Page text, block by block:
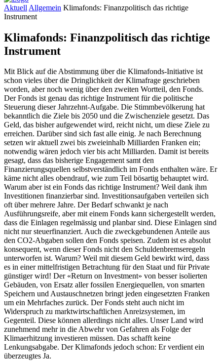
Aktuell Allgemein Klimafonds: Finanzpolitisch das richtige
Instrument
Klimafonds: Finanzpolitisch das richtige
Instrument
Mit Blick auf die Abstimmung über die Klimafonds-Initiative ist
schon vieles über die Dringlichkeit der Klimafrage geschrieben
worden, aber noch wenig über den zweiten Wortteil, den Fonds.
Der Fonds ist genau das richtige Instrument für die politische
Steuerung dieser Jahrzehnt-Aufgabe. Die Stimmbevölkerung hat
bekanntlich die Ziele bis 2050 und die Zwischenziele gesetzt. Das
Geld, das bisher aufgewendet wird, reicht nicht, um diese Ziele zu
erreichen. Darüber sind sich fast alle einig. Je nach Berechnung
setzen wir aktuell zwei bis zweieinhalb Milliarden Franken ein;
notwendig wären jedoch vier bis acht Milliarden. Damit ist bereits
gesagt, dass das bisherige Engagement samt den
Finanzierungsquellen selbstverständlich im Fonds enthalten wäre. Er
käme nicht alles obendrauf, wie zum Teil bösartig behauptet wird.
Warum aber ist ein Fonds das richtige Instrument? Weil dank ihm
Investitionen finanzierbar sind. Investitionsaufgaben verteilen sich
oft über mehrere Jahre. Der Bedarf schwankt je nach
Ausführungsreife, aber mit einem Fonds kann sichergestellt werden,
dass die Einlagen regelmässig und planbar sind. Diese Einlagen sind
nicht nur steuerfinanziert. Auch die zweckgebundenen Anteile aus
den CO2-Abgaben sollen den Fonds speisen. Zudem ist es absolut
konsequent, wenn dieser Fonds nicht den Schuldenbremseregeln
unterworfen ist. Warum? Weil mit diesem Geld bewirkt wird, dass
es in einer mittelfristigen Betrachtung für den Staat und für Private
günstiger wird! Der «Return on Investment» von besser isolierten
Gebäuden, von Ersatz aller fossilen Energiequellen, von smarten
Speichern und Austauschnetzen bringt jeden eingesetzten Franken
um ein Mehrfaches zurück. Der Fonds steht auch nicht im
Widerspruch zu marktwirtschaftlichen Anreizsystemen, im
Gegenteil. Diese können allerdings nicht alles. Unser Land wird
zunehmend mehr in die Abwehr von Gefahren als Folge der
Klimaerhitzung investieren müssen. Das schafft keine
Lenkungsabgabe. Der Klimafonds jedoch schon: Er verdient ein
überzeugtes Ja.